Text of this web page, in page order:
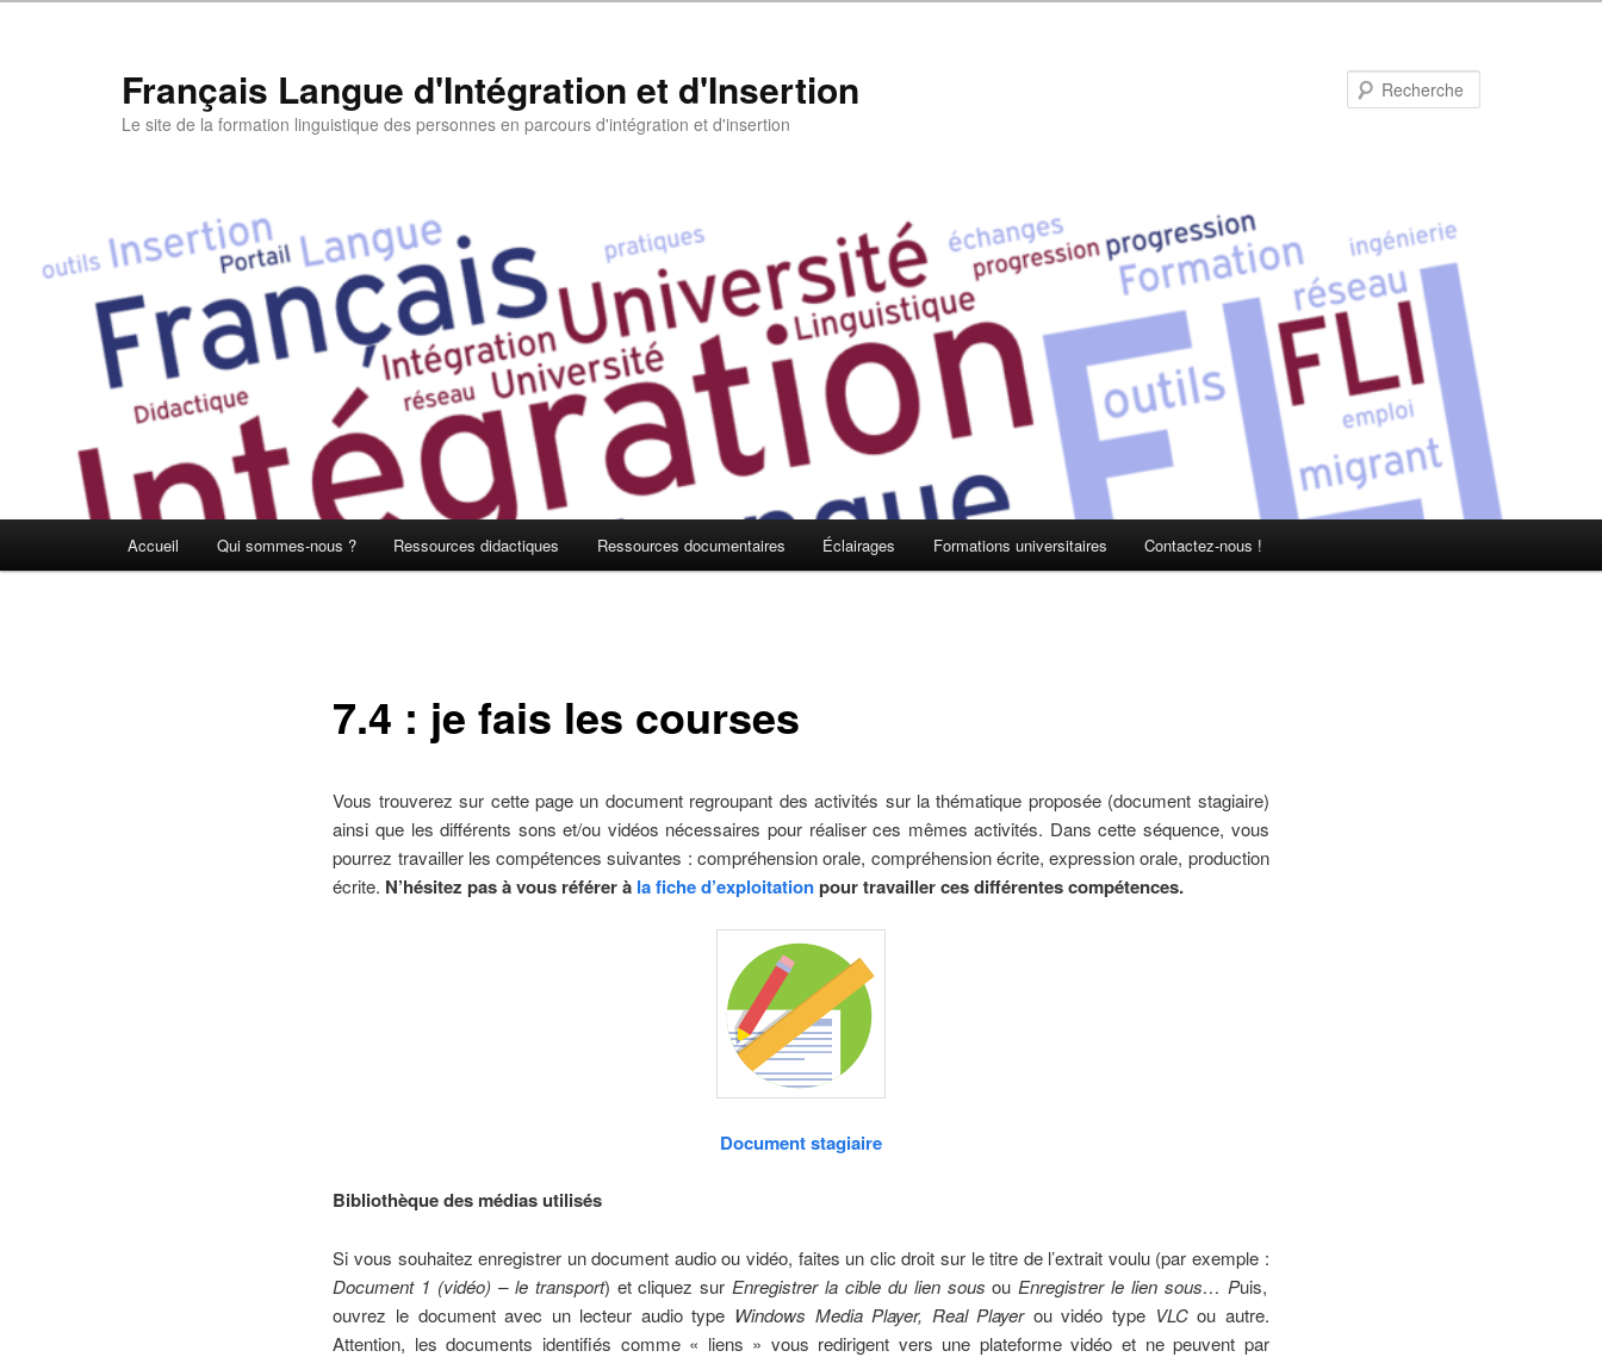
Français Langue d'Intégration et d'Insertion
Le site de la formation linguistique des personnes en parcours d'intégration et d'insertion
Accueil Qui sommes-nous ? Ressources didactiques Ressources documentaires Éclairages Formations universitaires Contactez-nous !
7.4 : je fais les courses
Vous trouverez sur cette page un document regroupant des activités sur la thématique proposée (document stagiaire)
ainsi que les différents sons et/ou vidéos nécessaires pour réaliser ces mêmes activités. Dans cette séquence, vous
pourrez travailler les compétences suivantes : compréhension orale, compréhension écrite, expression orale, production
écrite. N’hésitez pas à vous référer à la fiche d’exploitationpour travailler ces différentes compétences.
Document stagiaire
Bibliothèque des médias utilisés
Si vous souhaitez enregistrer un document audio ou vidéo, faites un clic droit sur le titre de l’extrait voulu (par exemple :
Document 1 (vidéo) – le transport) et cliquez sur Enregistrer la cible du lien sousou Enregistrer le lien sous… Puis,
ouvrez le document avec un lecteur audio type Windows Media Player, Real Player ou vidéo type VLCou autre.
Attention, les documents identifiés comme « liens » vous redirigent vers une plateforme vidéo et ne peuvent par